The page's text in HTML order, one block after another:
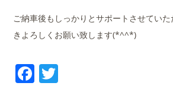
ご納車後もしっかりとサポートさせてい
きよろしくお願い致します(*^^*)
Facebook